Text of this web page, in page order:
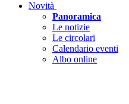
Novità
Panoramica
Le notizie
Le circolari
Calendario eventi
Albo online